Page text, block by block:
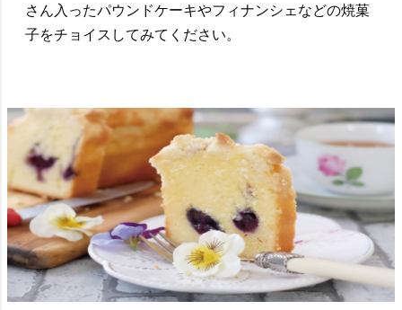
さん入ったパウンドケーキやフィナンシェなどの焼菓
子をチョイスしてみてください。